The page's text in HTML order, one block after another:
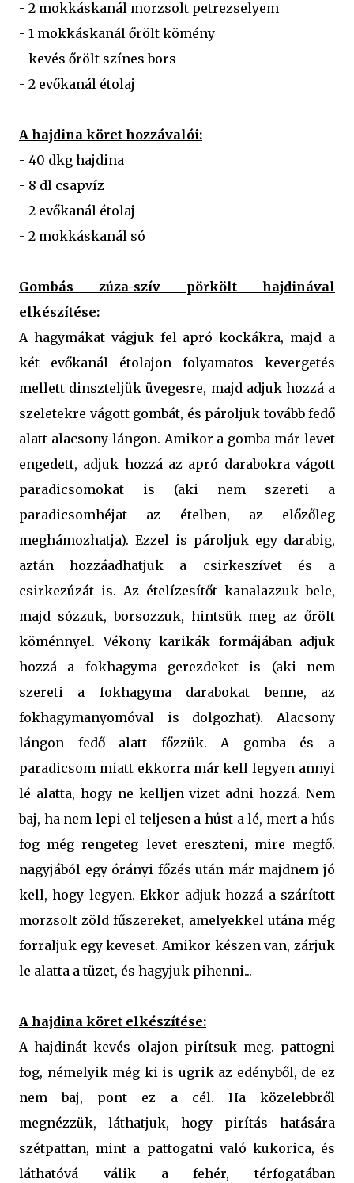
- 2 mokkáskanál morzsolt petrezselyem
- 1 mokkáskanál őrölt kömény
- kevés őrölt színes bors
- 2 evőkanál étolaj
A hajdina köret hozzávalói:
- 40 dkg hajdina
- 8 dl csapvíz
- 2 evőkanál étolaj
- 2 mokkáskanál só
Gombás zúza-szív pörkölt hajdinával
elkészítése:
A hagymákat vágjuk fel apró kockákra, majd a
két evőkanál étolajon folyamatos kevergetés
mellett dinszteljük üvegesre, majd adjuk hozzá a
szeletekre vágott gombát, és pároljuk tovább fedő
alatt alacsony lángon. Amikor a gomba már levet
engedett, adjuk hozzá az apró darabokra vágott
paradicsomokat is (aki nem szereti a
paradicsomhéjat az ételben, az előzőleg
meghámozhatja). Ezzel is pároljuk egy darabig,
aztán hozzáadhatjuk a csirkeszívet és a
csirkezúzát is. Az ételízesítőt kanalazzuk bele,
majd sózzuk, borsozzuk, hintsük meg az őrölt
köménnyel. Vékony karikák formájában adjuk
hozzá a fokhagyma gerezdeket is (aki nem
szereti a fokhagyma darabokat benne, az
fokhagymanyomóval is dolgozhat). Alacsony
lángon fedő alatt főzzük. A gomba és a
paradicsom miatt ekkorra már kell legyen annyi
lé alatta, hogy ne kelljen vizet adni hozzá. Nem
baj, ha nem lepi el teljesen a húst a lé, mert a hús
fog még rengeteg levet ereszteni, mire megfő.
nagyjából egy órányi főzés után már majdnem jó
kell, hogy legyen. Ekkor adjuk hozzá a szárított
morzsolt zöld fűszereket, amelyekkel utána még
forraljuk egy keveset. Amikor készen van, zárjuk
le alatta a tüzet, és hagyjuk pihenni...
A hajdina köret elkészítése:
A hajdinát kevés olajon pirítsuk meg. pattogni
fog, némelyik még ki is ugrik az edényből, de ez
nem baj, pont ez a cél. Ha közelebbről
megnézzük, láthatjuk, hogy pirítás hatására
szétpattan, mint a pattogatni való kukorica, és
láthatóvá válik a fehér, térfogatában